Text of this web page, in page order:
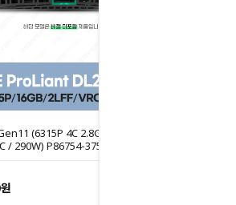
(6315P 4C 2.8GHz 1P / 16GB /
/ 290W) P86754-375-Hx